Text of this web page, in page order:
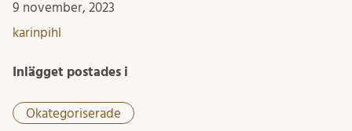
9 november, 2023
karinpihl
Inlägget postades i
Okategoriserade